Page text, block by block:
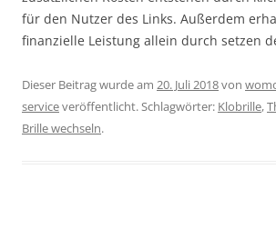
für den Nutzer des Links. Außerdem
finanzielle Leistung allein durch setzen
Dieser Beitrag wurde am 20. Juli 2018von
serviceveröffentlicht. Schlagwörter: Klobrille,
Brille wechseln.